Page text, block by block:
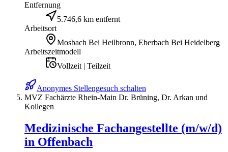
Entfernung
5.746,6 km entfernt
Arbeitsort
Mosbach Bei Heilbronn, Eberbach Bei Heidelberg
Arbeitszeitmodell
Vollzeit | Teilzeit
Anonymes Stellengesuch schalten
MVZ Fachärzte Rhein-Main Dr. Brüning, Dr. Arkan und
Kollegen
Medizinische Fachangestellte (m/w/d)
in Offenbach